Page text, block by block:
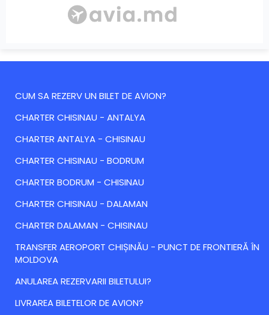
CUM SA REZERV UN BILET DE AVION?
CHARTER CHISINAU - ANTALYA
CHARTER ANTALYA - CHISINAU
CHARTER CHISINAU - BODRUM
CHARTER BODRUM - CHISINAU
CHARTER CHISINAU - DALAMAN
CHARTER DALAMAN - CHISINAU
TRANSFER AEROPORT CHIȘINĂU - PUNCT DE FRONTIERĂ ÎN
MOLDOVA
ANULAREA REZERVARII BILETULUI?
LIVRAREA BILETELOR DE AVION?